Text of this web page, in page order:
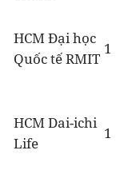
HCM Đại học
Quốc tế RMIT
1
HCM Dai-ichi
Life
1